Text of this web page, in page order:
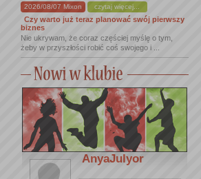
2026/08/07 Mixon czytaj więcej...
Czy warto już teraz planować swój pierwszy
biznes
Nie ukrywam, że coraz częściej myślę o tym,
żeby w przyszłości robić coś swojego i ...
AnyaJulyor